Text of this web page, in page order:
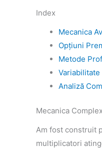
Index
Mecanica
Opțiuni
Metode
Analiză
Mecanica
Am fost construit
multiplicatori